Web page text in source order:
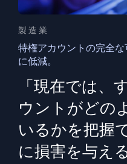
製造業
特権アカウントの完全
に低減。
「現在では、
ウントがどの
いるかを把握
に損害を与え